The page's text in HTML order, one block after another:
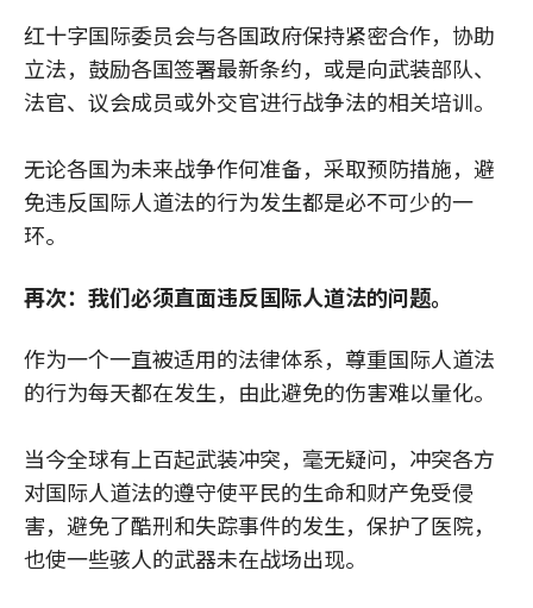
红十字国际委员会与各国政府保持紧密合作，协助
立法，鼓励各国签署最新条约，或是向武装部队、
法官、议会成员或外交官进行战争法的相关培训。
无论各国为未来战争作何准备，采取预防措施，避
免违反国际人道法的行为发生都是必不可少的一
环。
再次：我们必须直面违反国际人道法的问题。
作为一个一直被适用的法律体系，尊重国际人道法
的行为每天都在发生，由此避免的伤害难以量化。
当今全球有上百起武装冲突，毫无疑问，冲突各方
对国际人道法的遵守使平民的生命和财产免受侵
害，避免了酷刑和失踪事件的发生，保护了医院，
也使一些骇人的武器未在战场出现。